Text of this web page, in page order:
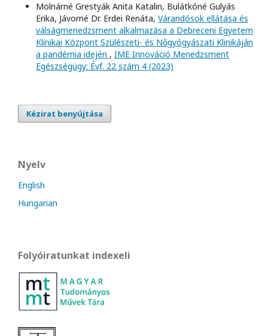
Molnárné Grestyák Anita Katalin, Bulátkóné Gulyás
Erika, Jávorné Dr. Erdei Renáta, Várandósok ellátása és
válságmenedzsment alkalmazása a Debreceni Egyetem
Klinikai Központ Szülészeti- és Nőgyógyászati Klinikáján
a pandémia idején , IME Innováció Menedzsment
Egészségügy: Évf. 22 szám 4 (2023)
Kézirat benyújtása
Nyelv
English
Hungarian
Folyóiratunkat indexeli